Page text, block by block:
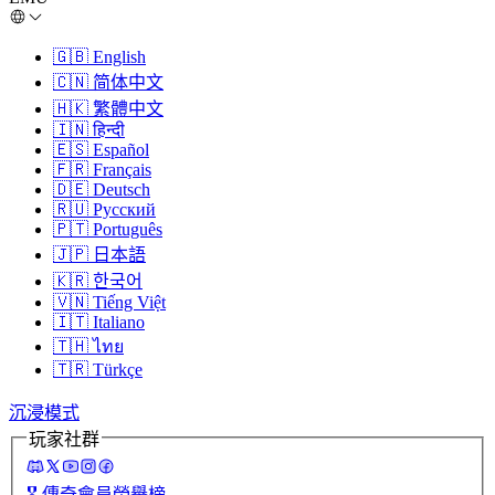
🇬🇧 English
🇨🇳 简体中文
🇭🇰 繁體中文
🇮🇳 हिन्दी
🇪🇸 Español
🇫🇷 Français
🇩🇪 Deutsch
🇷🇺 Русский
🇵🇹 Português
🇯🇵 日本語
🇰🇷 한국어
🇻🇳 Tiếng Việt
🇮🇹 Italiano
🇹🇭 ไทย
🇹🇷 Türkçe
沉浸模式
玩家社群